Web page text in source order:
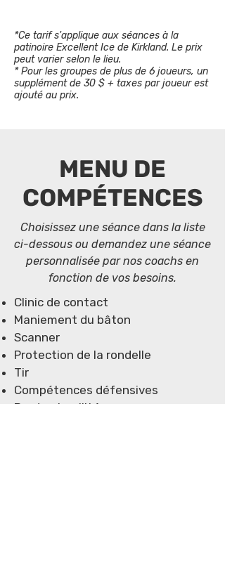
*Ce tarif s'applique aux séances à la
patinoire Excellent Ice de Kirkland. Le prix
peut varier selon le lieu.
* Pour les groupes de plus de 6 joueurs, un
supplément de 30 $ + taxes par joueur est
ajouté au prix.
MENU DE
COMPÉTENCES
Choisissez une séance dans la liste
ci-dessous ou demandez une séance
personnalisée par nos coachs en
fonction de vos besoins.
Clinic de contact
Maniement du bâton
Scanner
Protection de la rondelle
Tir
Compétences défensives
Bords et agilité